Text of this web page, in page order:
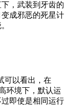
，武装到牙齿的
成邪恶的死星计
可以看出，在
环境下，默认运
即使是相同运行